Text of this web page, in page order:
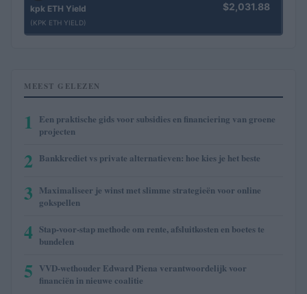
kpk ETH Yield
(KPK ETH YIELD)
$2,031.88
MEEST GELEZEN
1
Een praktische gids voor subsidies en financiering van groene
projecten
2 Bankkrediet vs private alternatieven: hoe kies je het beste
3 Maximaliseer je winst met slimme strategieën voor online
gokspellen
4 Stap-voor-stap methode om rente, afsluitkosten en boetes te
bundelen
5 VVD-wethouder Edward Piena verantwoordelijk voor
financiën in nieuwe coalitie